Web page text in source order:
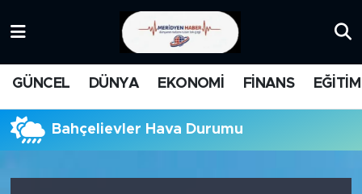
GÜNCEL DÜNYA EKONOMİ FİNANS EĞİTİM
Bahçelievler Hava Durumu